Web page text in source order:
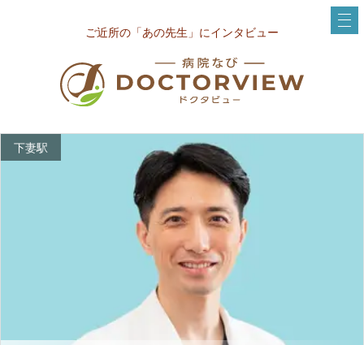
ご近所の「あの先生」にインタビュー
下妻駅